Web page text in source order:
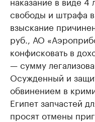
свободы и штрафа
взыскание
руб., АО
конфисковать в
— сумму
Осужденный и
обвинением в
Египет запчастей
просят отмены